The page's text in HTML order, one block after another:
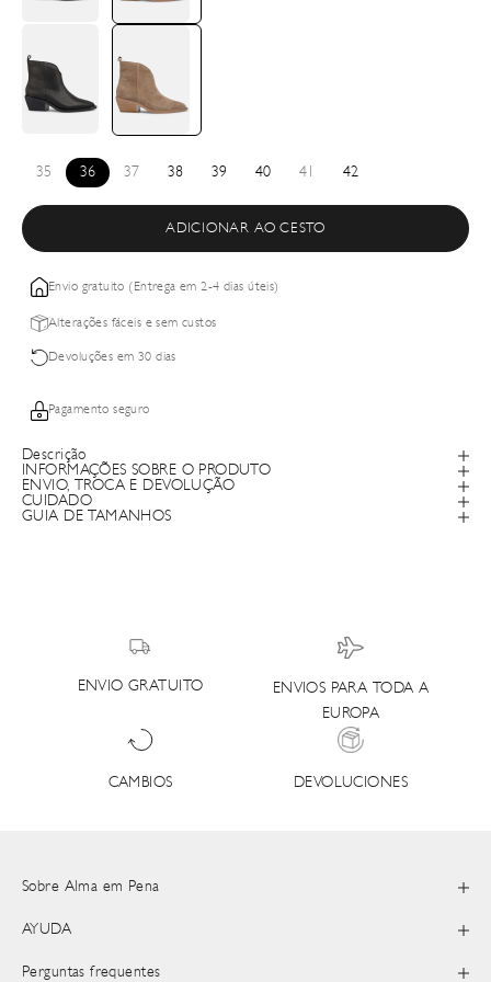
35 36 37 38 39 40 41 42
ADICIONAR AO CESTO
Envio gratuito (Entrega em 2-4 dias úteis)
Alterações fáceis e sem custos
Devoluções em 30 dias
Pagamento seguro
Descrição
INFORMAÇÕES SOBRE O PRODUTO
ENVIO, TROCA E DEVOLUÇÃO
CUIDADO
GUIA DE TAMANHOS
ENVIO GRATUITO
ENVIOS PARA TODA A
EUROPA
CAMBIOS DEVOLUCIONES
Sobre Alma em Pena
AYUDA
Perguntas frequentes